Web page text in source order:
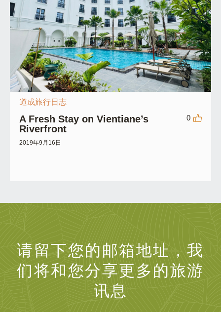
道成旅行日志
A Fresh Stay on Vientiane’s
Riverfront
0
2019年9月16日
请留下您的邮箱地址，我
们将和您分享更多的旅游
讯息